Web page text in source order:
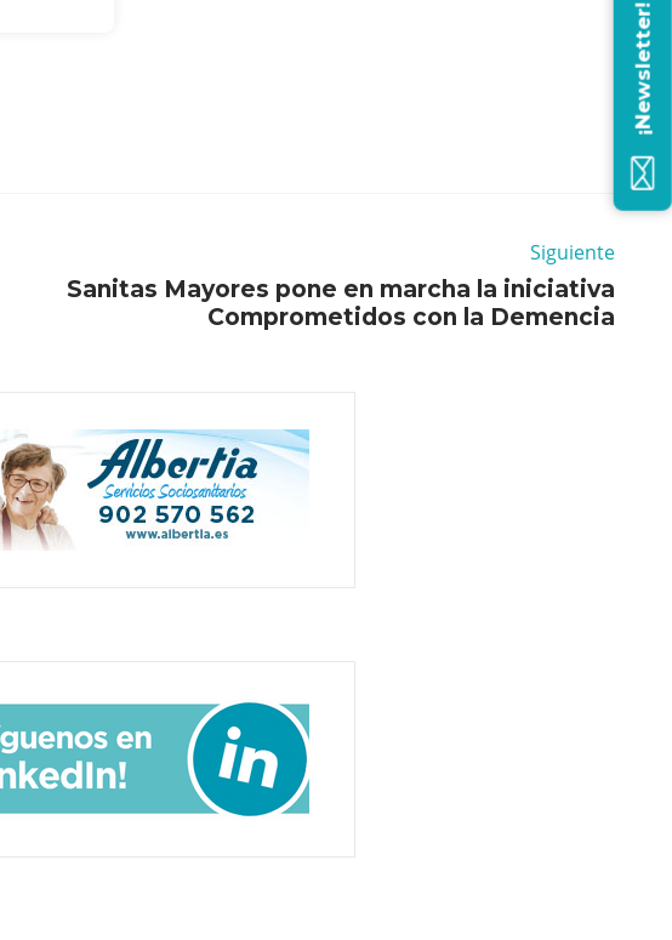
Siguiente
Sanitas Mayores pone en marcha la iniciativa
Comprometidos con la Demencia
¡Newsletter!